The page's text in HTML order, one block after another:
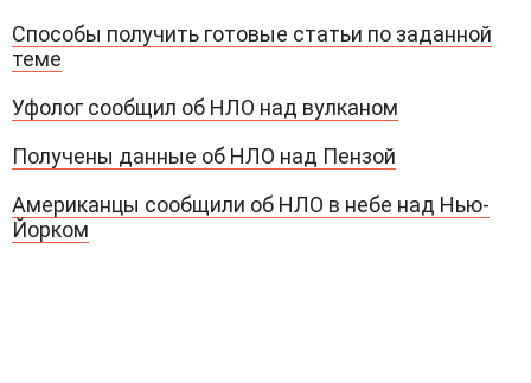
Способы получить готовые статьи по заданной
теме
Уфолог сообщил об НЛО над вулканом
Получены данные об НЛО над Пензой
Американцы сообщили об НЛО в небе над Нью-
Йорком